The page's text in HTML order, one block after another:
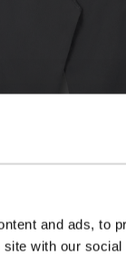
and ads, to
with our